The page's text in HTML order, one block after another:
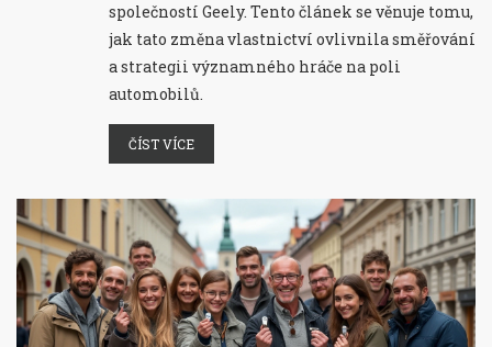
společností Geely. Tento článek se věnuje tomu,
jak tato změna vlastnictví ovlivnila směřování
a strategii významného hráče na poli
automobilů.
ČÍST VÍCE